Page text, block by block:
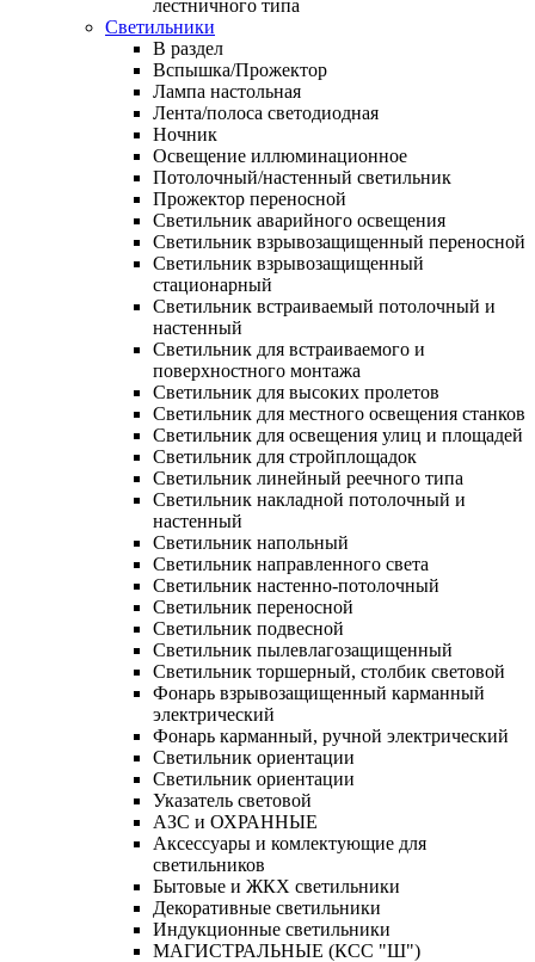
лестничного типа
Светильники
В раздел
Вспышка/Прожектор
Лампа настольная
Лента/полоса светодиодная
Ночник
Освещение иллюминационное
Потолочный/настенный светильник
Прожектор переносной
Светильник аварийного освещения
Светильник взрывозащищенный переносной
Светильник взрывозащищенный
стационарный
Светильник встраиваемый потолочный и
настенный
Светильник для встраиваемого и
поверхностного монтажа
Светильник для высоких пролетов
Светильник для местного освещения станков
Светильник для освещения улиц и площадей
Светильник для стройплощадок
Светильник линейный реечного типа
Светильник накладной потолочный и
настенный
Светильник напольный
Светильник направленного света
Светильник настенно-потолочный
Светильник переносной
Светильник подвесной
Светильник пылевлагозащищенный
Светильник торшерный, столбик световой
Фонарь взрывозащищенный карманный
электрический
Фонарь карманный, ручной электрический
Светильник ориентации
Светильник ориентации
Указатель световой
АЗС и ОХРАННЫЕ
Аксессуары и комлектующие для
светильников
Бытовые и ЖКХ светильники
Декоративные светильники
Индукционные светильники
МАГИСТРАЛЬНЫЕ (КСС "Ш")